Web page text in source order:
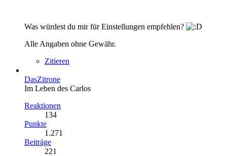
Was würdest du mir für Einstellungen empfehlen?
Alle Angaben ohne Gewähr.
Zitieren
DasZitrone
Im Leben des Carlos
Reaktionen
134
Punkte
1.271
Beiträge
221